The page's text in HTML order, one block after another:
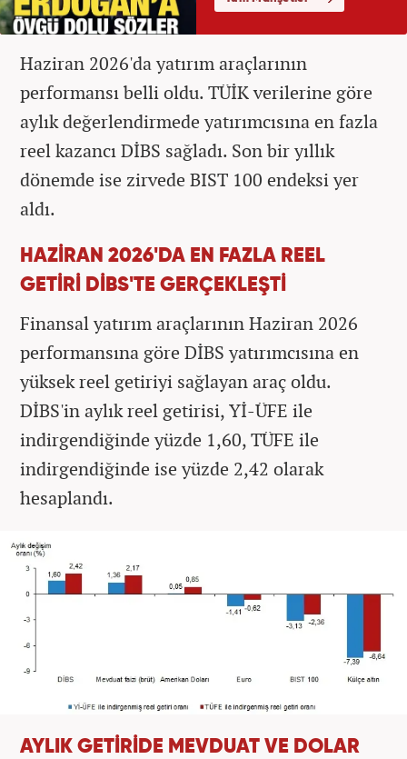
Haziran 2026'da yatırım araçlarının
performansı belli oldu. TÜİK verilerine göre
aylık değerlendirmede yatırımcısına en fazla
reel kazancı DİBS sağladı. Son bir yıllık
dönemde ise zirvede BIST 100 endeksi yer
aldı.
HAZİRAN 2026'DA EN FAZLA REEL
GETİRİ DİBS'TE GERÇEKLEŞTİ
Finansal yatırım araçlarının Haziran 2026
performansına göre DİBS yatırımcısına en
yüksek reel getiriyi sağlayan araç oldu.
DİBS'in aylık reel getirisi, Yİ-ÜFE ile
indirgendiğinde yüzde 1,60, TÜFE ile
indirgendiğinde ise yüzde 2,42 olarak
hesaplandı.
AYLIK GETİRİDE MEVDUAT VE DOLAR